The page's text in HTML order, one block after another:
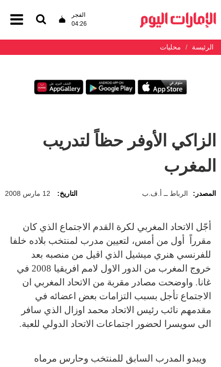
الفجر
04:26
الرئيسة محليات
الزاكي الأوفر حظاً لتدريب
المغرب
المصدر: الرباط ــ أ.ف.ب التاريخ: 12 مارس 2008
أجّل الاتحاد المغربي لكرة القدم الاجتماع الذي كان
مقرراً أول من أمس، لتعيين مدرب لمنتخب بلاده خلفا
للفرنسي هنري ميشيل الذي اقيل من منصبه بعد
خروج المغرب من الدور الاول لامم افريقيا 2008 في
غانا. واوضحت مصادر مقربة من الاتحاد المغربي ان
الاجتماع تأجل بسبب التزامات بعض اعضائه في
مقدمهم نائب رئيس الاتحاد محمد اوزال الذي سافر
الى سويسرا لحضور اجتماعات الاتحاد الدولي للعبة.
ويبدو المدرب السابق للمنتخب وحارس مرماه